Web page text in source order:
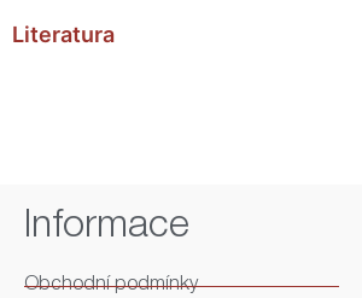
Literatura
Informace
Obchodní podmínky